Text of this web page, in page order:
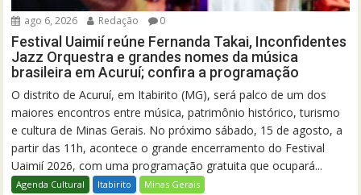
ago 6, 2026 Redação 0
Festival Uaimií reúne Fernanda Takai, Inconfidentes
Jazz Orquestra e grandes nomes da música
brasileira em Acuruí; confira a programação
O distrito de Acuruí, em Itabirito (MG), será palco de um dos
maiores encontros entre música, patrimônio histórico, turismo
e cultura de Minas Gerais. No próximo sábado, 15 de agosto, a
partir das 11h, acontece o grande encerramento do Festival
Uaimií 2026, com uma programação gratuita que ocupará...
Agenda Cultural Itabirito Minas Gerais